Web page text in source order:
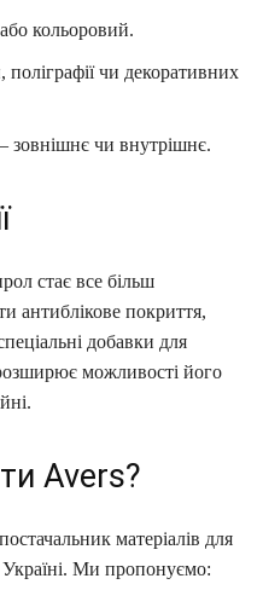
кольоровий.
чи декоративних
зовнішнє чи внутрішнє.
стає все більш
антиблікове покриття,
добавки для
можливості його
Avers?
матеріалів для
Україні. Ми пропонуємо: